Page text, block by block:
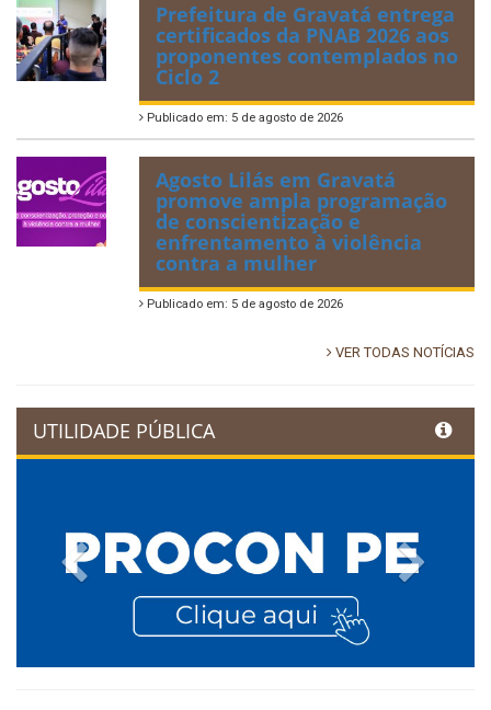
Prefeitura de Gravatá entrega
certificados da PNAB 2026 aos
proponentes contemplados no
Ciclo 2
Publicado em: 5 de agosto de 2026
Agosto Lilás em Gravatá
promove ampla programação
de conscientização e
enfrentamento à violência
contra a mulher
Publicado em: 5 de agosto de 2026
VER TODAS NOTÍCIAS
UTILIDADE PÚBLICA
Previous